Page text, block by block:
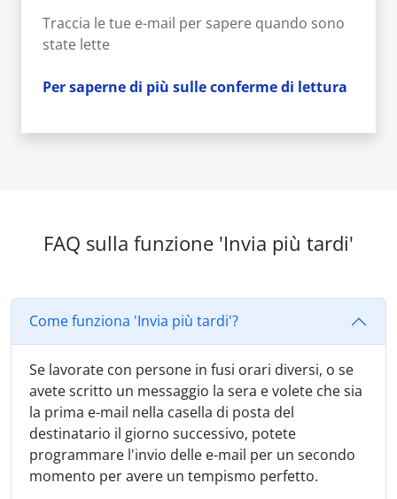
Traccia le tue e-mail per sapere quando sono
state lette
Per saperne di più sulle conferme di lettura
FAQ sulla funzione 'Invia più tardi'
Come funziona 'Invia più tardi'?
Se lavorate con persone in fusi orari diversi, o se
avete scritto un messaggio la sera e volete che sia
la prima e-mail nella casella di posta del
destinatario il giorno successivo, potete
programmare l'invio delle e-mail per un secondo
momento per avere un tempismo perfetto.